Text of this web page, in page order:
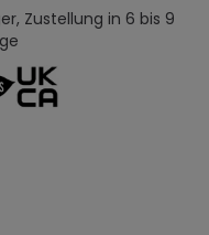
Zustellung in 6 bis 9